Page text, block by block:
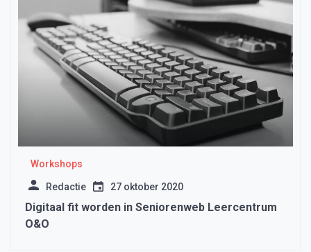
Workshops
Redactie 27 oktober 2020
Digitaal fit worden in Seniorenweb Leercentrum
O&O